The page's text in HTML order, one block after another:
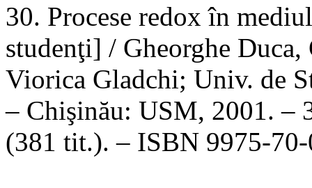
30. Procese redox în
studenţi] / Gheorghe
Viorica Gladchi; Univ. de
– Chişinău: USM, 2001. –
(381 tit.). – ISBN 9975-